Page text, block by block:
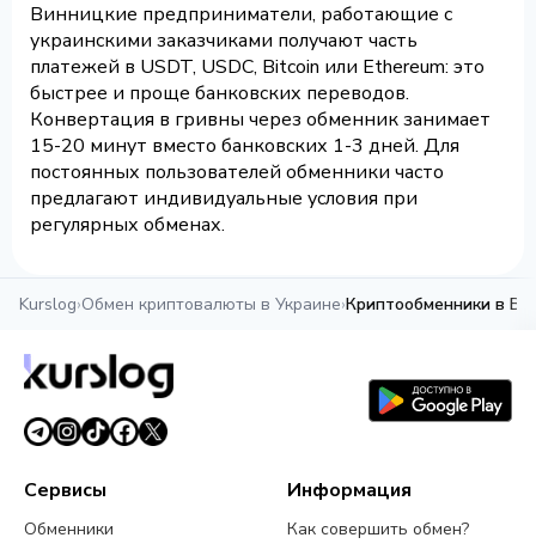
Винницкие предприниматели, работающие с
украинскими заказчиками получают часть
платежей в USDT, USDC, Bitcoin или Ethereum: это
быстрее и проще банковских переводов.
Конвертация в гривны через обменник занимает
15-20 минут вместо банковских 1-3 дней. Для
постоянных пользователей обменники часто
предлагают индивидуальные условия при
регулярных обменах.
Kurslog›Обмен криптовалюты в Украине›Криптообменники в
Сервисы
Обменники
Информация
Как совершить обмен?